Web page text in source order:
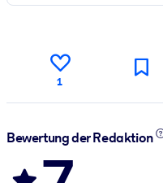
1
Bewertung der Redaktion